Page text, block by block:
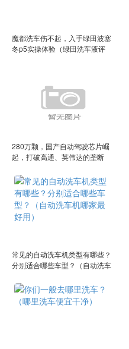
魔都洗车伤不起，入手绿田波塞
冬p5实操体验（绿田洗车液评
280万颗，国产自动驾驶芯片崛
起，打破高通、英伟达的垄断
常见的自动洗车机类型有哪些？
分别适合哪些车型？（自动洗车